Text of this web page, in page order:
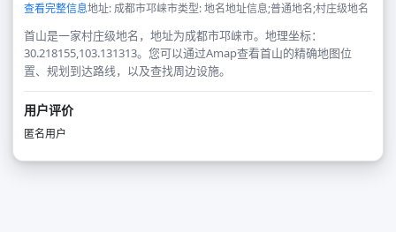
查看完整信息地址: 成都市邛崃市类型: 地名地址信息;普通地名;村庄级地名
首山是一家村庄级地名，地址为成都市邛崃市。地理坐标：
30.218155,103.131313。您可以通过Amap查看首山的精确地图位
置、规划到达路线，以及查找周边设施。
用户评价
匿名用户